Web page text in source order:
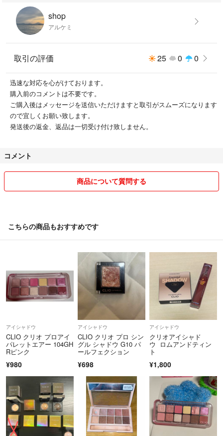
shop
アルケミ
取引の評価 25 0 0
迅速な対応を心がけております。
購入前のコメントは不要です。
ご購入後はメッセージを送信いただけますと取引がスムーズになります
ので宜しくお願い致します。
発送後の返金、返品は一切受け付け致しません。
コメント
商品について質問する
こちらの商品もおすすめです
アイシャドウ
CLIO クリオ プロアイ
パレットエアー 104GH
Rピンク
¥980
アイシャドウ
CLIO クリオ プロ シン
グル シャドウ G10 パ
ールフェクション
¥698
アイシャドウ
クリオアイシャド
ウ ロムアンドティン
ト
¥1,800